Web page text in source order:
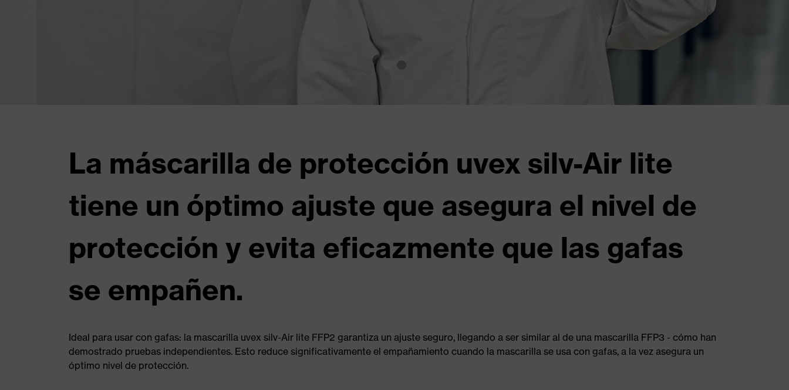
La máscarilla de protección uvex silv-Air lite
tiene un óptimo ajuste que asegura el nivel de
protección y evita eficazmente que las gafas
se empañen.
Ideal para usar con gafas: la mascarilla uvex silv-Air lite FFP2 garantiza un ajuste seguro, llegando a ser similar al de una mascarilla FFP3 - cómo han
demostrado pruebas independientes. Esto reduce significativamente el empañamiento cuando la mascarilla se usa con gafas, a la vez asegura un
óptimo nivel de protección.